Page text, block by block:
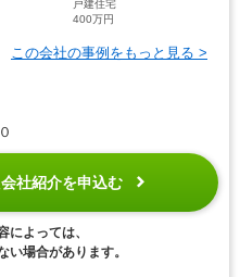
戸建住宅
400万円
この会社の事例をもっと見る >
社紹介を申込む
よっては、
い場合があります。